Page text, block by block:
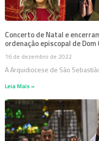
Concerto de Natal e
ordenação episcopal de Dom
16 de dezembro de 2022
A Arquidiocese de São
Leia Mais »